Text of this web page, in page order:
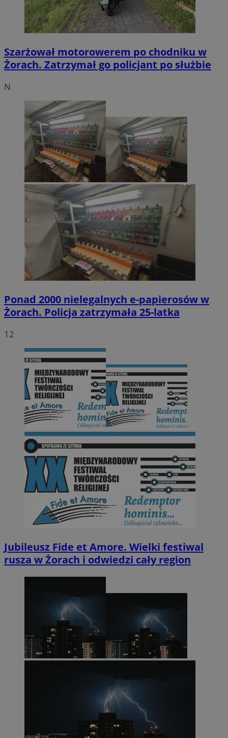
Szarżował motorowerem po chodniku w
Żorach. Zatrzymał go policjant po służbie
N
Ponad 2000 nielegalnych e-papierosów w
Żorach. Policja zatrzymała 25-latka
12
Jubileusz Fide et Amore. Wielki festiwal
rusza w Żorach i odwiedzi cały region